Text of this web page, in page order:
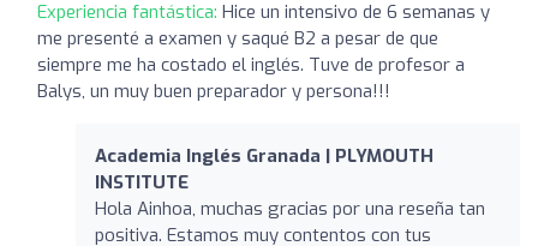
Experiencia fantástica: Hice un intensivo de 6 semanas y
me presenté a examen y saqué B2 a pesar de que
siempre me ha costado el inglés. Tuve de profesor a
Balys, un muy buen preparador y persona!!!
Academia Inglés Granada | PLYMOUTH
INSTITUTE
Hola Ainhoa, muchas gracias por una reseña tan
positiva. Estamos muy contentos con tus